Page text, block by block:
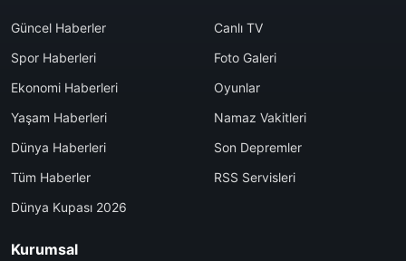
Güncel Haberler
Spor Haberleri
Ekonomi Haberleri
Yaşam Haberleri
Dünya Haberleri
Tüm Haberler
Dünya Kupası 2026
Canlı TV
Foto Galeri
Oyunlar
Namaz Vakitleri
Son Depremler
RSS Servisleri
Kurumsal